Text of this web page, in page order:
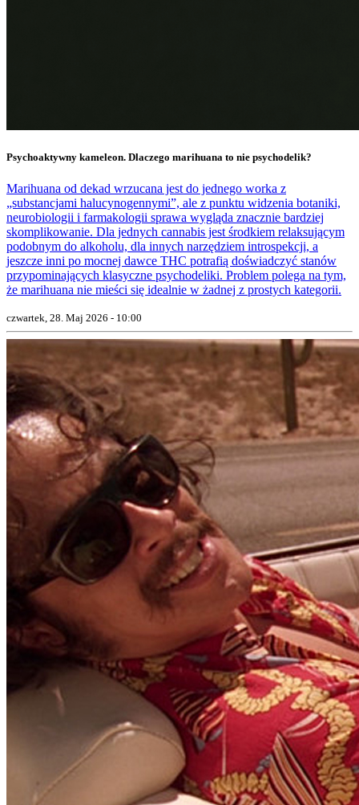
Psychoaktywny kameleon. Dlaczego marihuana to nie psychodelik?
Marihuana od dekad wrzucana jest do jednego worka z
„substancjami halucynogennymi”, ale z punktu widzenia botaniki,
neurobiologii i farmakologii sprawa wygląda znacznie bardziej
skomplikowanie. Dla jednych cannabis jest środkiem relaksującym
podobnym do alkoholu, dla innych narzędziem introspekcji, a
jeszcze inni po mocnej dawce THC potrafią doświadczyć stanów
przypominających klasyczne psychodeliki. Problem polega na tym,
że marihuana nie mieści się idealnie w żadnej z prostych kategorii.
czwartek, 28. Maj 2026 - 10:00